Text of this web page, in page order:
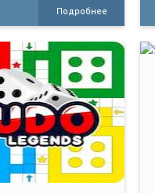
Подробнее